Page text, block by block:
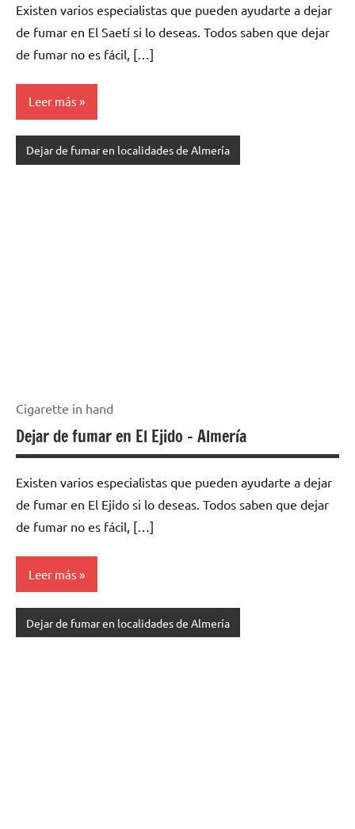
Existen varios especialistas quе pueden ayudarte а dejar
dе fumar en El Saetí ѕi lo deseas. Todos saben quе dejar
dе fumar no es fácil, […]
Leer más
Dejar de fumar en localidades de Almería
Cigarette in hand
Dejar de fumar en El Ejido – Almería
Existen varios especialistas quе pueden ayudarte а dejar
dе fumar en El Ejido ѕi lo deseas. Todos saben quе dejar
dе fumar no es fácil, […]
Leer más
Dejar de fumar en localidades de Almería